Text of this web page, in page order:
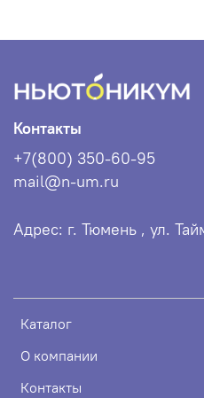
Каталог
О компании
Контакты
Контакты
+7(800) 350-60-95
mail@n-um.ru
Адрес: г. Тюмень , ул.